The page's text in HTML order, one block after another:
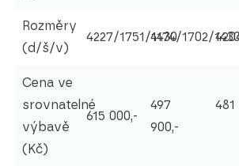
Rozměry
(d/š/v)
4227/1751/14304174/1702/
Cena ve
srovnatelné
výbavě
(Kč)
615 000,-
497
900,-
481